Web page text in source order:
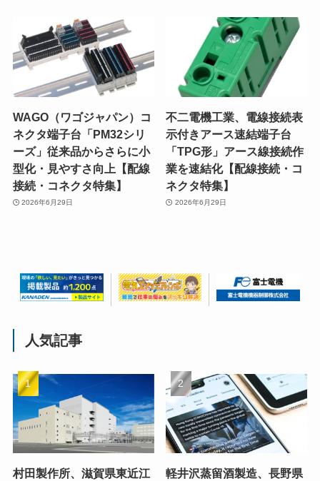
WAGO（ワゴジャパン）コ
ネクタ端子台「PM32シリ
ーズ」従来品からさらに小
型化・見やすさ向上【配線
接続・コネクタ特集】
2026年6月29日
不二電機工業、電線接続表
示付きアース速結端子台
「TPG形」アース線接続作
業を速結化【配線接続・コ
ネクタ特集】
2026年6月29日
人気記事
村田製作所、滋賀県東近江
軽井沢蒸留酒製造、長野県